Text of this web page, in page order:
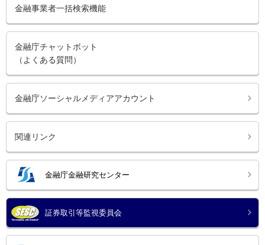
金融事業者一括検索機能
金融庁チャットボット
（よくある質問）
金融庁ソーシャルメディアアカウント
関連リンク
金融庁金融研究センター
証券取引等監視委員会